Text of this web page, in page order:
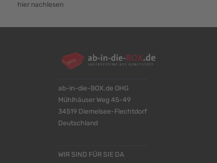
hier nachlesen
ab-in-die-BOX.de OHG
Mühlhäuser Weg 45-49
34519 Diemelsee-Flechtdorf
Deutschland
WIR SIND FÜR SIE DA